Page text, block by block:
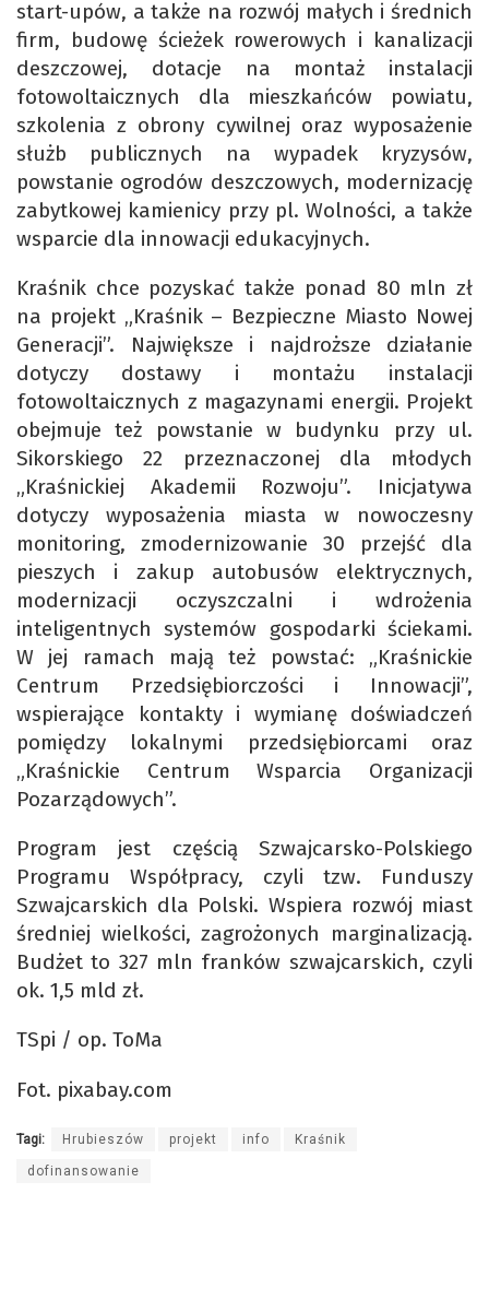
start-upów, a także na rozwój małych i średnich
firm, budowę ścieżek rowerowych i kanalizacji
deszczowej, dotacje na montaż instalacji
fotowoltaicznych dla mieszkańców powiatu,
szkolenia z obrony cywilnej oraz wyposażenie
służb publicznych na wypadek kryzysów,
powstanie ogrodów deszczowych, modernizację
zabytkowej kamienicy przy pl. Wolności, a także
wsparcie dla innowacji edukacyjnych.
Kraśnik chce pozyskać także ponad 80 mln zł
na projekt „Kraśnik – Bezpieczne Miasto Nowej
Generacji”. Największe i najdroższe działanie
dotyczy dostawy i montażu instalacji
fotowoltaicznych z magazynami energii. Projekt
obejmuje też powstanie w budynku przy ul.
Sikorskiego 22 przeznaczonej dla młodych
„Kraśnickiej Akademii Rozwoju”. Inicjatywa
dotyczy wyposażenia miasta w nowoczesny
monitoring, zmodernizowanie 30 przejść dla
pieszych i zakup autobusów elektrycznych,
modernizacji oczyszczalni i wdrożenia
inteligentnych systemów gospodarki ściekami.
W jej ramach mają też powstać: „Kraśnickie
Centrum Przedsiębiorczości i Innowacji”,
wspierające kontakty i wymianę doświadczeń
pomiędzy lokalnymi przedsiębiorcami oraz
„Kraśnickie Centrum Wsparcia Organizacji
Pozarządowych”.
Program jest częścią Szwajcarsko-Polskiego
Programu Współpracy, czyli tzw. Funduszy
Szwajcarskich dla Polski. Wspiera rozwój miast
średniej wielkości, zagrożonych marginalizacją.
Budżet to 327 mln franków szwajcarskich, czyli
ok. 1,5 mld zł.
TSpi / op. ToMa
Fot. pixabay.com
Tagi: Hrubieszów projekt info Kraśnik
dofinansowanie